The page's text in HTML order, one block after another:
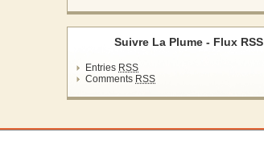
Suivre La Plume - Flux RSS
Entries RSS
Comments RSS